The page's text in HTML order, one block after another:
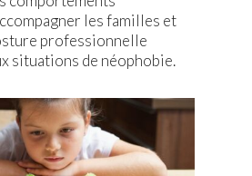
les familles et
professionnelle
situations de néophobie.